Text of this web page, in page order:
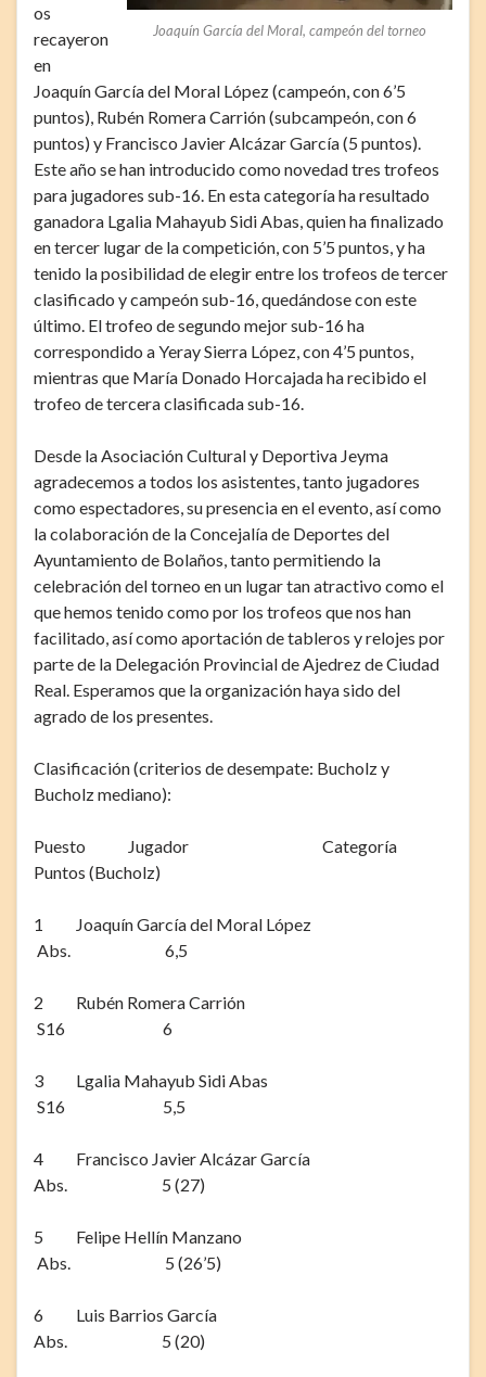
Joaquín García del Moral, campeón del torneo
os
recayeron
en
Joaquín García del Moral López (campeón, con 6’5
puntos), Rubén Romera Carrión (subcampeón, con 6
puntos) y Francisco Javier Alcázar García (5 puntos).
Este año se han introducido como novedad tres trofeos
para jugadores sub-16. En esta categoría ha resultado
ganadora Lgalia Mahayub Sidi Abas, quien ha finalizado
en tercer lugar de la competición, con 5’5 puntos, y ha
tenido la posibilidad de elegir entre los trofeos de tercer
clasificado y campeón sub-16, quedándose con este
último. El trofeo de segundo mejor sub-16 ha
correspondido a Yeray Sierra López, con 4’5 puntos,
mientras que María Donado Horcajada ha recibido el
trofeo de tercera clasificada sub-16.
Desde la Asociación Cultural y Deportiva Jeyma
agradecemos a todos los asistentes, tanto jugadores
como espectadores, su presencia en el evento, así como
la colaboración de la Concejalía de Deportes del
Ayuntamiento de Bolaños, tanto permitiendo la
celebración del torneo en un lugar tan atractivo como el
que hemos tenido como por los trofeos que nos han
facilitado, así como aportación de tableros y relojes por
parte de la Delegación Provincial de Ajedrez de Ciudad
Real. Esperamos que la organización haya sido del
agrado de los presentes.
Clasificación (criterios de desempate: Bucholz y
Bucholz mediano):
Puesto Jugador Categoría
Puntos (Bucholz)
1 Joaquín García del Moral López
Abs. 6,5
2 Rubén Romera Carrión
S16 6
3 Lgalia Mahayub Sidi Abas
S16 5,5
4 Francisco Javier Alcázar García
Abs. 5 (27)
5 Felipe Hellín Manzano
Abs. 5 (26’5)
6 Luis Barrios García
Abs. 5 (20)